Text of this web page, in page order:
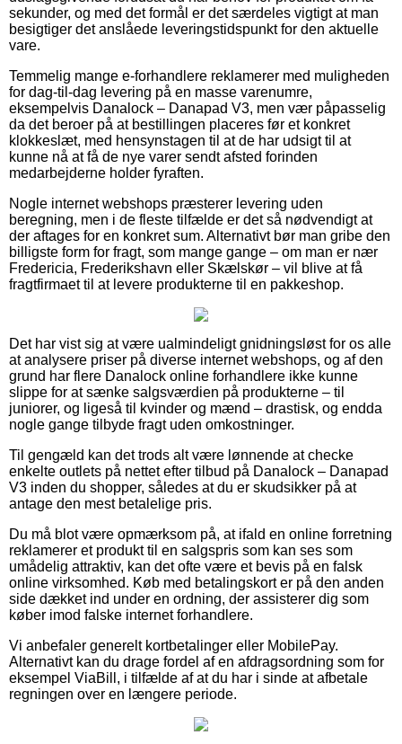
sekunder, og med det formål er det særdeles vigtigt at man
besigtiger det anslåede leveringstidspunkt for den aktuelle
vare.
Temmelig mange e-forhandlere reklamerer med muligheden
for dag-til-dag levering på en masse varenumre,
eksempelvis Danalock – Danapad V3, men vær påpasselig
da det beroer på at bestillingen placeres før et konkret
klokkeslæt, med hensynstagen til at de har udsigt til at
kunne nå at få de nye varer sendt afsted forinden
medarbejderne holder fyraften.
Nogle internet webshops præsterer levering uden
beregning, men i de fleste tilfælde er det så nødvendigt at
der aftages for en konkret sum. Alternativt bør man gribe den
billigste form for fragt, som mange gange – om man er nær
Fredericia, Frederikshavn eller Skælskør – vil blive at få
fragtfirmaet til at levere produkterne til en pakkeshop.
Det har vist sig at være ualmindeligt gnidningsløst for os alle
at analysere priser på diverse internet webshops, og af den
grund har flere Danalock online forhandlere ikke kunne
slippe for at sænke salgsværdien på produkterne – til
juniorer, og ligeså til kvinder og mænd – drastisk, og endda
nogle gange tilbyde fragt uden omkostninger.
Til gengæld kan det trods alt være lønnende at checke
enkelte outlets på nettet efter tilbud på Danalock – Danapad
V3 inden du shopper, således at du er skudsikker på at
antage den mest betalelige pris.
Du må blot være opmærksom på, at ifald en online forretning
reklamerer et produkt til en salgspris som kan ses som
umådelig attraktiv, kan det ofte være et bevis på en falsk
online virksomhed. Køb med betalingskort er på den anden
side dækket ind under en ordning, der assisterer dig som
køber imod falske internet forhandlere.
Vi anbefaler generelt kortbetalinger eller MobilePay.
Alternativt kan du drage fordel af en afdragsordning som for
eksempel ViaBill, i tilfælde af at du har i sinde at afbetale
regningen over en længere periode.